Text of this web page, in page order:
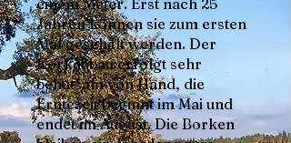
einem Meter. Erst nach 25
Jahren können sie zum ersten
Mal geschält werden. Der
Korkabbau erfolgt sehr
behutsam von Hand, die
Erntezeit beginnt im Mai und
endet im August. Die Borken